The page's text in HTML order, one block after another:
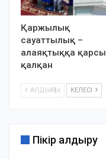
Қаржылық
сауаттылық –
алаяқтыққа қарсы
қалқан
АЛДЫҢҒЫ КЕЛЕСІ
Пікір қалдыру